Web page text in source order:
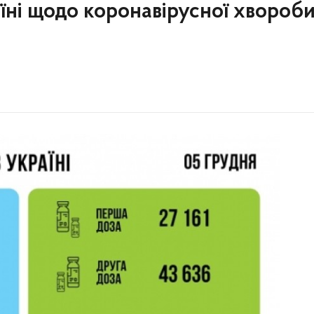
щодо коронавірусної хвороби